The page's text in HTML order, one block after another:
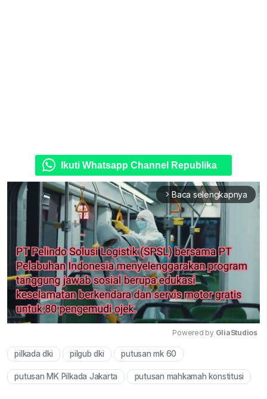
Ikuti Whatsapp Channel Republika
arrow_forward_ios Baca selengkapnya
Powered by GliaStudios
pilkada dki pilgub dki putusan mk 60
putusan MK Pilkada Jakarta putusan mahkamah konstitusi